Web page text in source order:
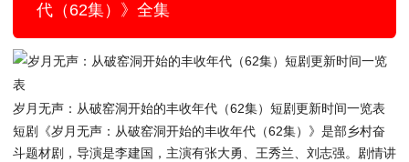
代（62集）》全集
岁月无声：从破窑洞开始的丰收年代（62集）短剧更新时间一览表
短剧《岁月无声：从破窑洞开始的丰收年代（62集）》是部乡村奋
斗题材剧，导演是李建国，主演有张大勇、王秀兰、刘志强。剧情讲